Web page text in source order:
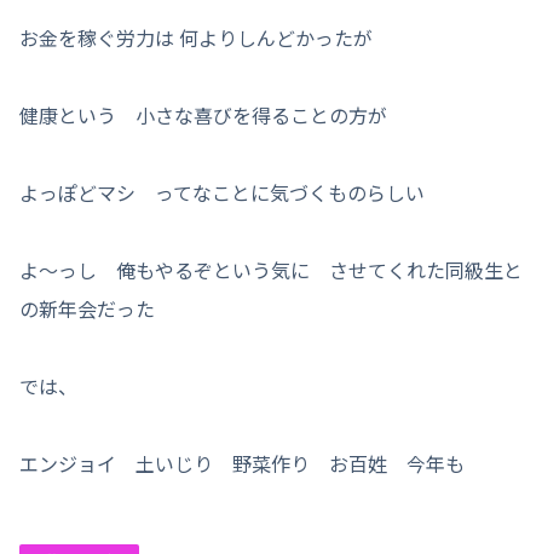
お金を稼ぐ労力は 何よりしんどかったが
健康という 小さな喜びを得ることの方が
よっぽどマシ ってなことに気づくものらしい
よ〜っし 俺もやるぞという気に させてくれた同級生と
の新年会だった
では、
エンジョイ 土いじり 野菜作り お百姓 今年も